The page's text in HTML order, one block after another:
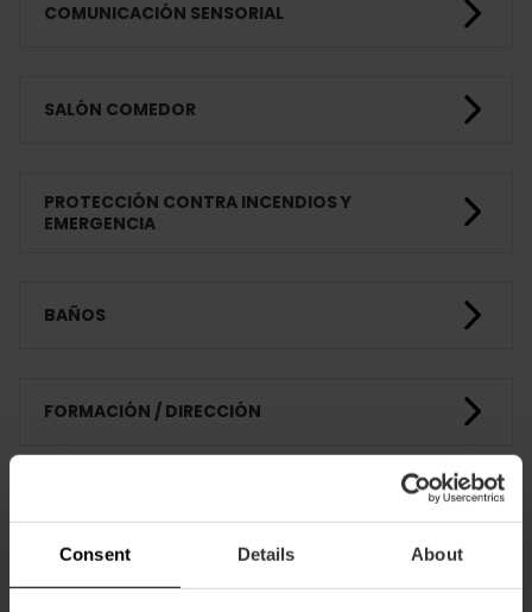
Consent Details About
COMUNICACIÓN SENSORIAL
SALÓN COMEDOR
PROTECCIÓN CONTRA INCENDIOS Y
EMERGENCIA
BAÑOS
FORMACIÓN / DIRECCIÓN